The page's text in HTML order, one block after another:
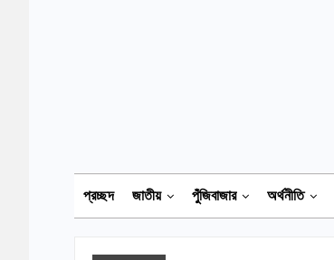
প্রচ্ছদ জাতীয় পুঁজিবাজার অর্থনীতি